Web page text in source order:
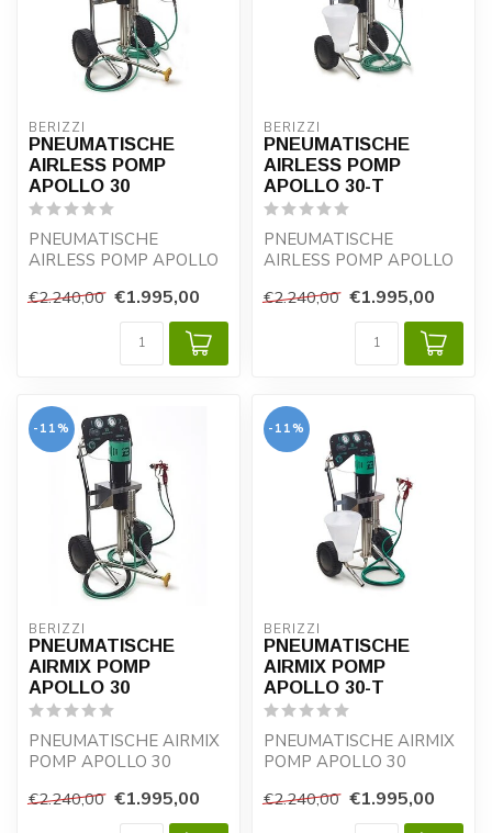
BERIZZI
PNEUMATISCHE
AIRLESS POMP
APOLLO 30
PNEUMATISCHE
AIRLESS POMP APOLLO
Pneumatische zuigerpomp
voor professioneel ...
€2.240,00 €1.995,00
BERIZZI
PNEUMATISCHE
AIRLESS POMP
APOLLO 30-T
PNEUMATISCHE
AIRLESS POMP APOLLO
Pneumatische zuigerpomp
voor professioneel ...
€2.240,00 €1.995,00
-11%
BERIZZI
PNEUMATISCHE
AIRMIX POMP
APOLLO 30
PNEUMATISCHE AIRMIX
POMP APOLLO 30
voor professioneel v...
€2.240,00 €1.995,00
-11%
BERIZZI
PNEUMATISCHE
AIRMIX POMP
APOLLO 30-T
PNEUMATISCHE AIRMIX
POMP APOLLO 30
voor professioneel v...
€2.240,00 €1.995,00